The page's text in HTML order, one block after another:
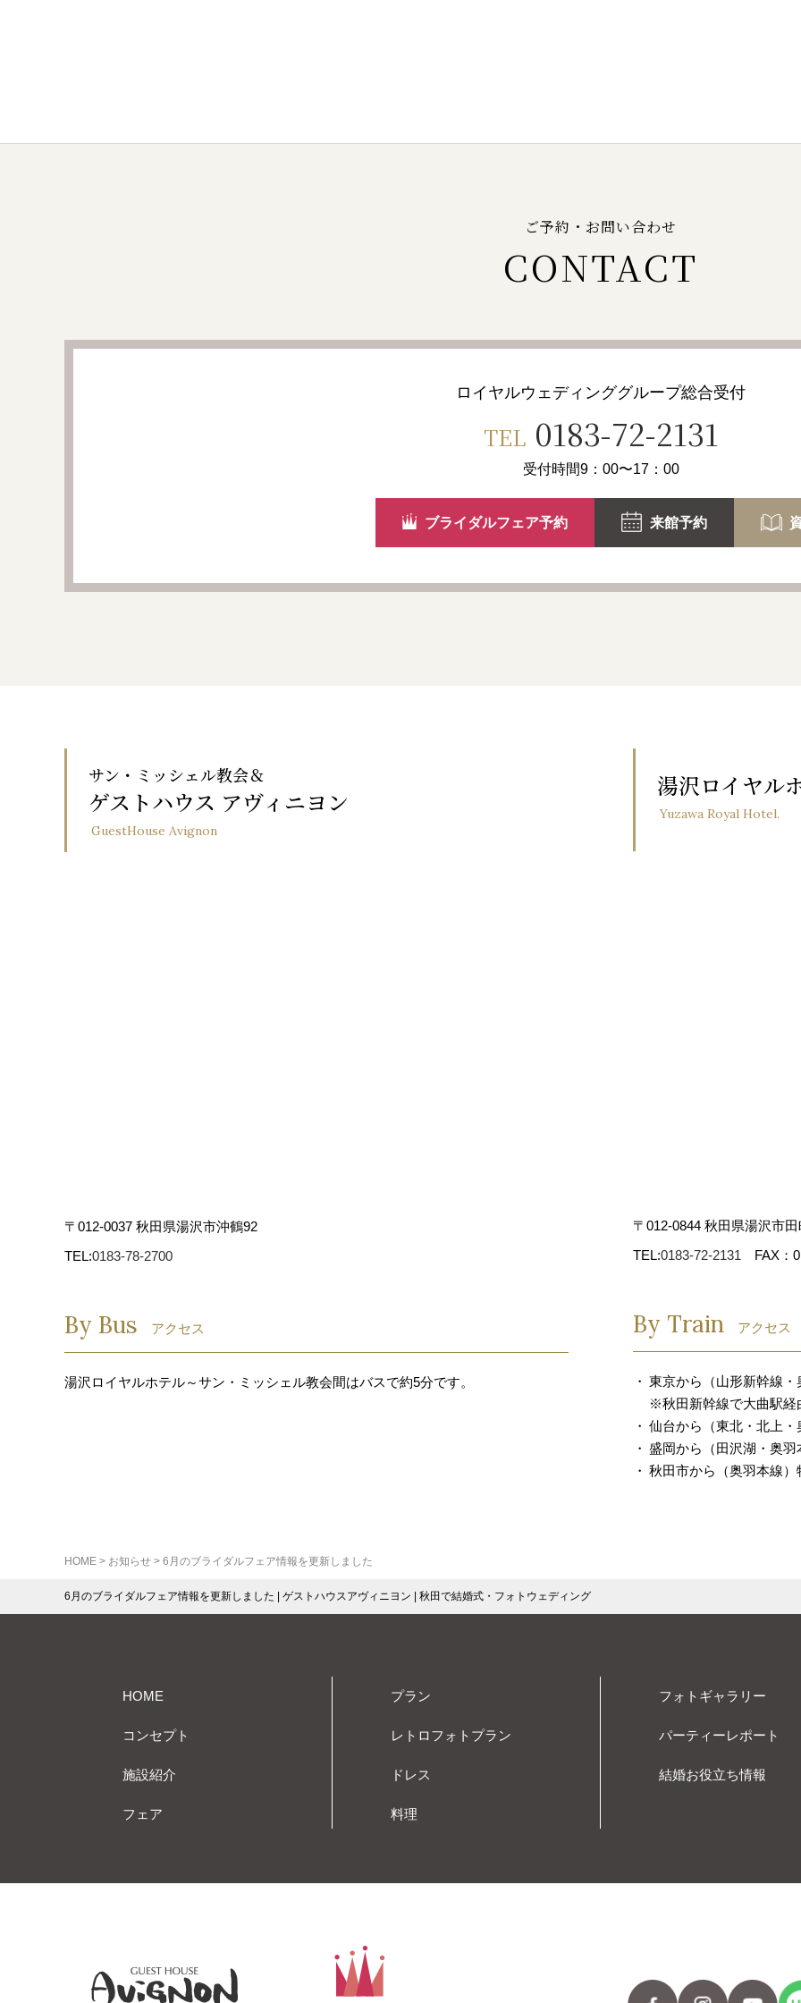
6月のブライダルフェア情報を更新しました | ゲストハウスアヴィニヨン | 秋田で結婚式・フォトウェディング
ご予約・お問い合わせ
CONTACT
ロイヤルウェディンググループ総合受付
TEL 0183-72-2131
受付時間9：00〜17：00
ブライダルフェア予約 来館予約
サン・ミッシェル教会＆
ゲストハウス アヴィニヨン
GuestHouse Avignon
〒012-0037 秋田県湯沢市沖鶴92
TEL:0183-78-2700
By Bus アクセス
湯沢ロイヤルホテル～サン・ミッシェル教会間はバスで約5分です。
湯沢ロイヤル
Yuzawa Royal Hotel.
〒012-0844 秋田県湯沢市
TEL:0183-72-2131 FAX：
By Train アクセス
東京から（山形新幹線
※秋田新幹線で大曲駅経
仙台から（東北・北上
盛岡から（田沢湖・奥
秋田市から（奥羽本線
HOME > お知らせ > 6月のブライダルフェア情報を更新しました
HOME
コンセプト
施設紹介
フェア
プラン
レトロフォトプラン
ドレス
料理
フォトギャラリー
パーティーレポート
結婚お役立ち情報